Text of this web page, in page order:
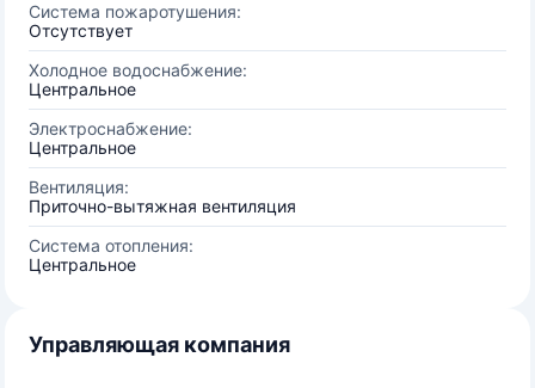
Система пожаротушения:
Отсутствует
Холодное водоснабжение:
Центральное
Электроснабжение:
Центральное
Вентиляция:
Приточно-вытяжная вентиляция
Система отопления:
Центральное
Управляющая компания